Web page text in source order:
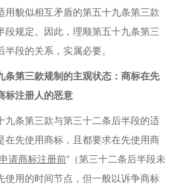
用貌似相互矛盾的第五十九条第三款
段规定。因此，理顺第五十九条第三
段的关系，实属必要。
条第三款规制的主观状态：商标在先
标注册人的恶意
条第三款与第三十二条后半段的适
在先使用商标，且都要求在先使用商
请商标注册前”（第三十二条后半段未
使用的时间节点，但一般以诉争商标